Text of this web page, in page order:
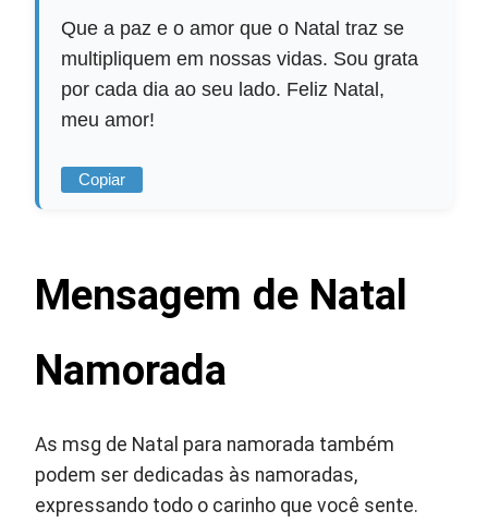
Que a paz e o amor que o Natal traz se
multipliquem em nossas vidas. Sou grata
por cada dia ao seu lado. Feliz Natal,
meu amor!
Copiar
Mensagem de Natal
Namorada
As msg de Natal para namorada também
podem ser dedicadas às namoradas,
expressando todo o carinho que você sente.